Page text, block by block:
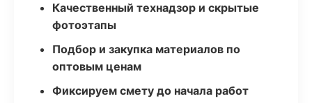
Качественный технадзор и скрытые
фотоэтапы
Подбор и закупка материалов по
оптовым ценам
Фиксируем смету до начала работ